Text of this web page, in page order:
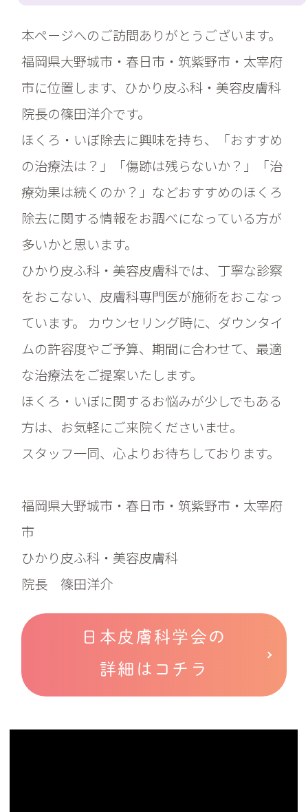
本ページへのご訪問ありがとうございます。
福岡県大野城市・春日市・筑紫野市・太宰府
市に位置します、ひかり皮ふ科・美容皮膚科
院長の篠田洋介です。
ほくろ・いぼ除去に興味を持ち、「おすすめ
の治療法は？」「傷跡は残らないか？」「治
療効果は続くのか？」などおすすめのほくろ
除去に関する情報をお調べになっている方が
多いかと思います。
ひかり皮ふ科・美容皮膚科では、丁寧な診察
をおこない、皮膚科専門医が施術をおこなっ
ています。 カウンセリング時に、ダウンタイ
ムの許容度やご予算、期間に合わせて、最適
な治療法をご提案いたします。
ほくろ・いぼに関するお悩みが少しでもある
方は、お気軽にご来院くださいませ。
スタッフ一同、心よりお待ちしております。
福岡県大野城市・春日市・筑紫野市・太宰府
市
ひかり皮ふ科・美容皮膚科
院長 篠田洋介
日本皮膚科学会の
詳細はコチラ